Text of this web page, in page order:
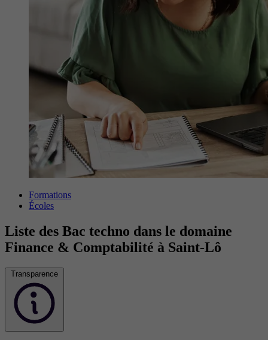
Formations
Écoles
Liste des Bac techno dans le domaine
Finance & Comptabilité à Saint-Lô
Transparence